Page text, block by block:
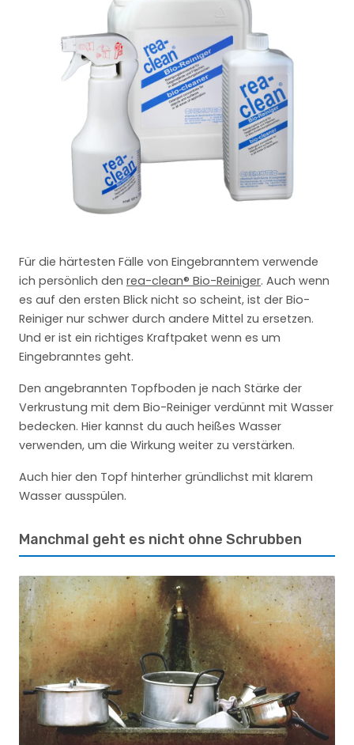
Für die härtesten Fälle von Eingebranntem verwende
ich persönlich den rea-clean® Bio-Reiniger. Auch wenn
es auf den ersten Blick nicht so scheint, ist der Bio-
Reiniger nur schwer durch andere Mittel zu ersetzen.
Und er ist ein richtiges Kraftpaket wenn es um
Eingebranntes geht.
Den angebrannten Topfboden je nach Stärke der
Verkrustung mit dem Bio-Reiniger verdünnt mit Wasser
bedecken. Hier kannst du auch heißes Wasser
verwenden, um die Wirkung weiter zu verstärken.
Auch hier den Topf hinterher gründlichst mit klarem
Wasser ausspülen.
Manchmal geht es nicht ohne Schrubben